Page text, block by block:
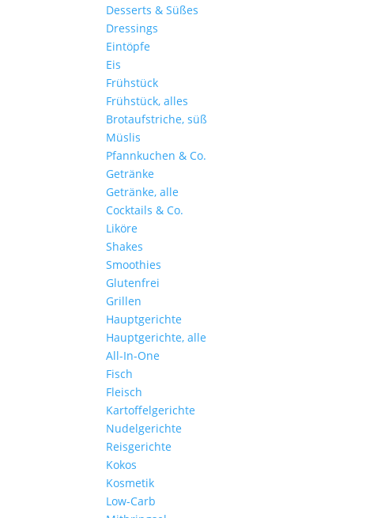
Desserts & Süßes
Dressings
Eintöpfe
Eis
Frühstück
Frühstück, alles
Brotaufstriche, süß
Müslis
Pfannkuchen & Co.
Getränke
Getränke, alle
Cocktails & Co.
Liköre
Shakes
Smoothies
Glutenfrei
Grillen
Hauptgerichte
Hauptgerichte, alle
All-In-One
Fisch
Fleisch
Kartoffelgerichte
Nudelgerichte
Reisgerichte
Kokos
Kosmetik
Low-Carb